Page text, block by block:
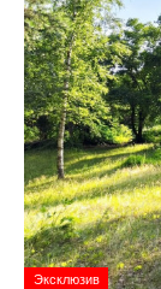
Эксклюзив